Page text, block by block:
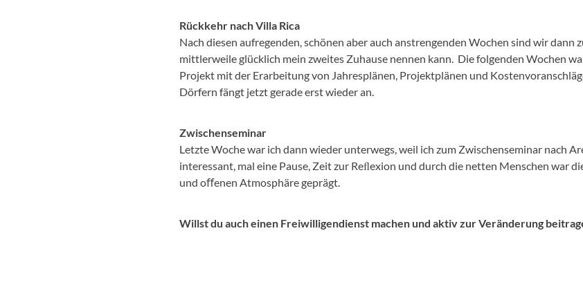
Rückkehr nach Villa Rica
Nach diesen aufregenden, schönen aber auch anstrengenden Wochen sind wir dann
mittlerweile glücklich mein zweites Zuhause nennen kann. Die folgenden Wochen
Projekt mit der Erarbeitung von Jahresplänen, Projektplänen und
Dörfern fängt jetzt gerade erst wieder an.
Zwischenseminar
Letzte Woche war ich dann wieder unterwegs, weil ich zum Zwischenseminar nach
interessant, mal eine Pause, Zeit zur Reﬂexion und durch die netten Menschen war
und oﬀenen Atmosphäre geprägt.
Willst du auch einen Freiwilligendienst machen und aktiv zur Veränderung